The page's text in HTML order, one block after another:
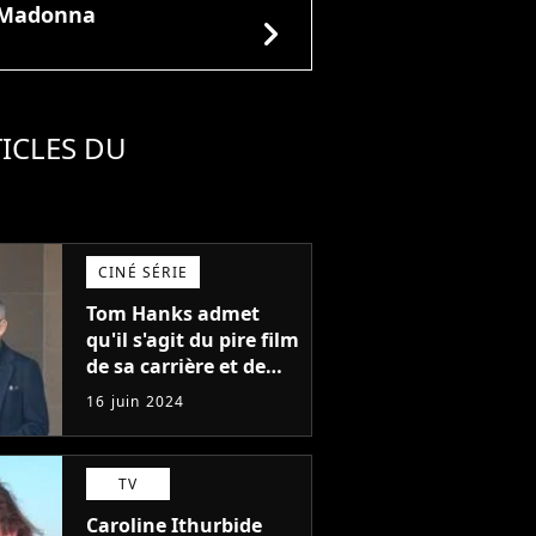
chevron_right
DU
CINÉ SÉRIE
Tom Hanks admet
qu'il s'agit du pire film
de sa carrière et de
l'un des pires de
l'histoire du cinéma :
"L'un des films les
plus médiocres jamais
réalisés"
16 juin 2024
TV
Caroline Ithurbide